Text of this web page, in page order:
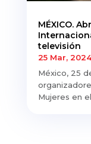
MÉXICO.
televisión
25 Mar, 2024
México, 25
Mujeres en